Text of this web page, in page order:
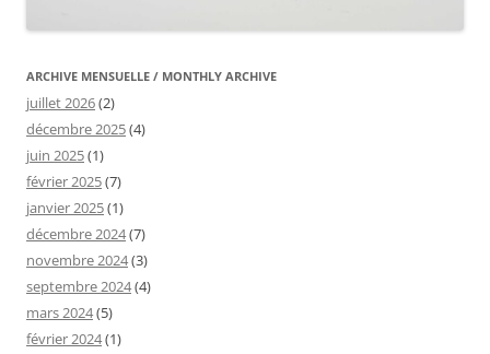
ARCHIVE MENSUELLE / MONTHLY ARCHIVE
juillet 2026(2)
décembre 2025(4)
juin 2025(1)
février 2025(7)
janvier 2025(1)
décembre 2024(7)
novembre 2024(3)
septembre 2024(4)
mars 2024(5)
février 2024(1)